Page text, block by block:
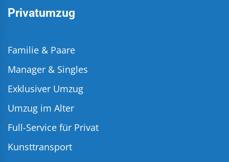
Privatumzug
Familie & Paare
Manager & Singles
Exklusiver Umzug
Umzug im Alter
Full-Service für Privat
Kunsttransport